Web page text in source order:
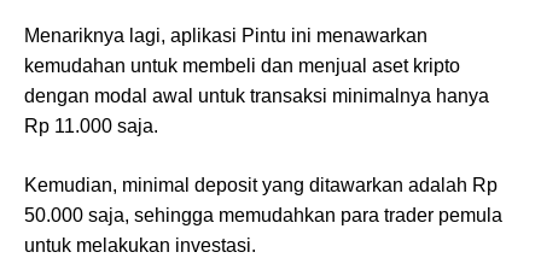
Menariknya lagi, aplikasi Pintu ini menawarkan
kemudahan untuk membeli dan menjual aset kripto
dengan modal awal untuk transaksi minimalnya hanya
Rp 11.000 saja.
Kemudian, minimal deposit yang ditawarkan adalah Rp
50.000 saja, sehingga memudahkan para trader pemula
untuk melakukan investasi.